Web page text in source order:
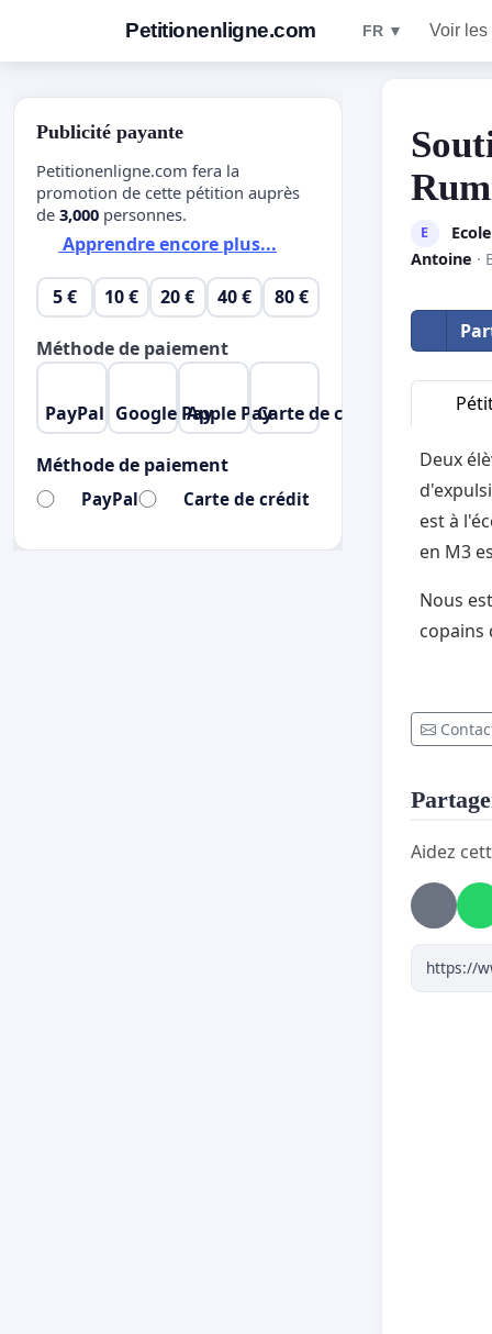
Petitionenligne.com FR ▼ Voir les
E
Antoine ·
Deux
est à
en M3
Nous
copains
Aidez
Publicité payante
Petitionenligne.com fera la
promotion de cette pétition auprès
de 3,000 personnes.
Apprendre encore plus...
5 € 10 € 20 € 40 € 80 €
Méthode de paiement
PayPal Google PayApple PayCarte de crédit
Méthode de paiement
PayPal Carte de crédit